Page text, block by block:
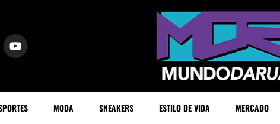
MODA SNEAKERS ESTILO DE VIDA MERCADO